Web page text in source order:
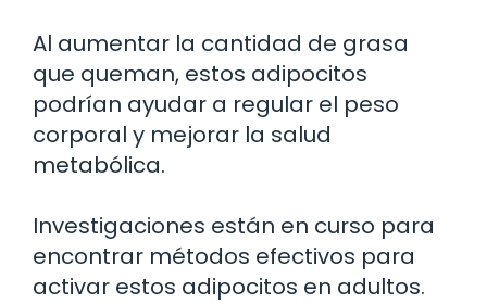
Al aumentar la cantidad de grasa
que queman, estos adipocitos
podrían ayudar a regular el peso
corporal y mejorar la salud
metabólica.
Investigaciones están en curso para
encontrar métodos efectivos para
activar estos adipocitos en adultos.